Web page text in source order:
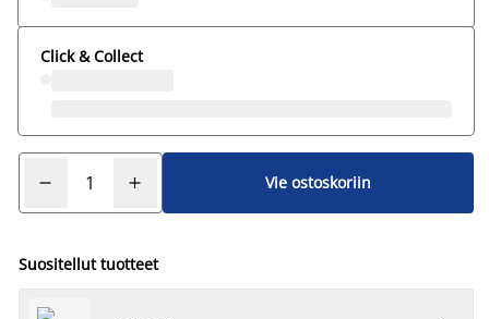
Click & Collect
Vie ostoskoriin
Suositellut tuotteet